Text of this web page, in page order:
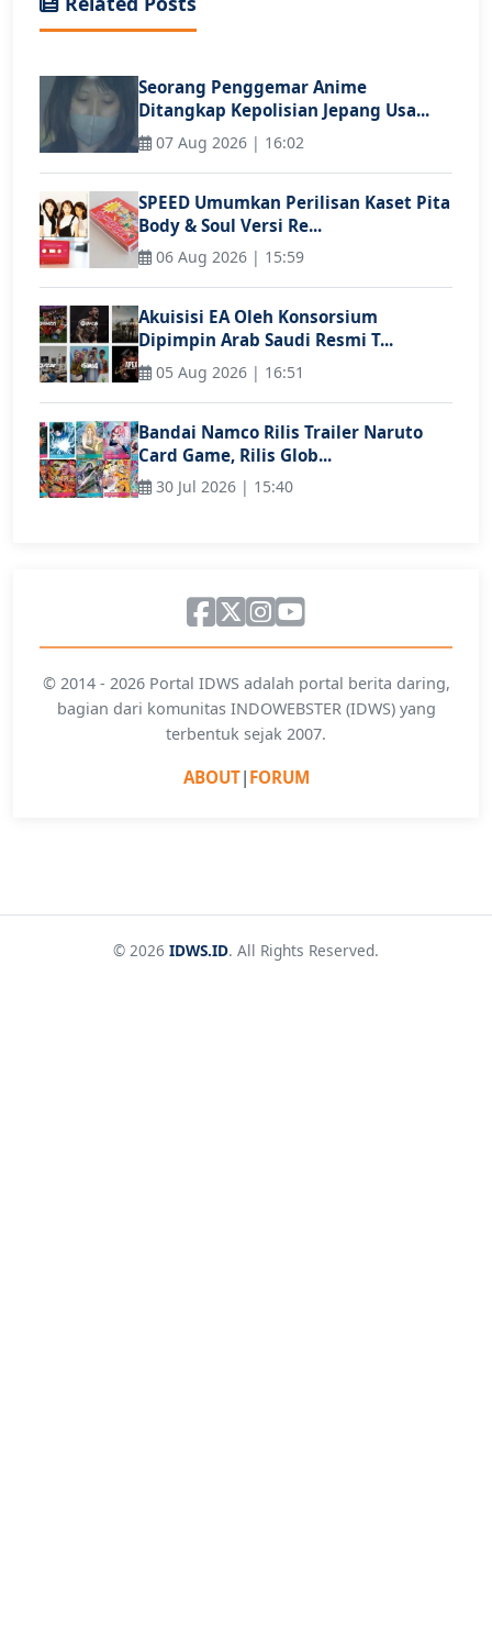
Seorang Penggemar Anime
Ditangkap Kepolisian Jepang Usa...
07 Aug 2026 | 16:02
SPEED Umumkan Perilisan Kaset Pita
Body & Soul Versi Re...
06 Aug 2026 | 15:59
Akuisisi EA Oleh Konsorsium
Dipimpin Arab Saudi Resmi T...
05 Aug 2026 | 16:51
Bandai Namco Rilis Trailer Naruto
Card Game, Rilis Glob...
30 Jul 2026 | 15:40
© 2014 - 2026 Portal IDWS adalah portal berita daring,
bagian dari komunitas INDOWEBSTER (IDWS) yang
terbentuk sejak 2007.
ABOUT| FORUM
© 2026 IDWS.ID. All Rights Reserved.